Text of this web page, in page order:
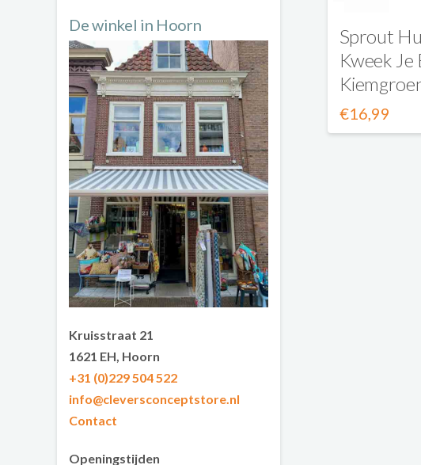
Sprout
Kweek Je
€16,99
De winkel in Hoorn
Kruisstraat 21
1621 EH, Hoorn
+31 (0)229 504 522
info@cleversconceptstore.nl
Contact
Openingstijden